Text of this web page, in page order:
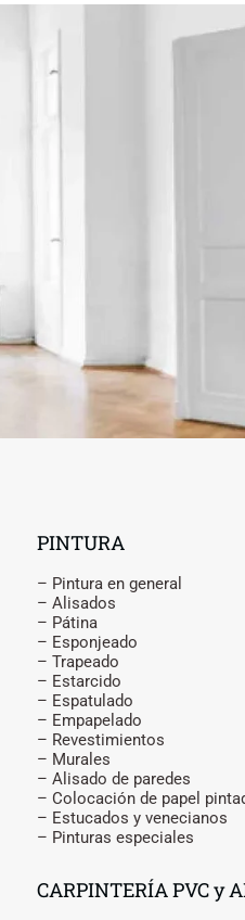
PINTURA
– Pintura en general
– Alisados
– Pátina
– Esponjeado
– Trapeado
– Estarcido
– Espatulado
– Empapelado
– Revestimientos
– Murales
– Alisado de paredes
– Colocación de papel
– Estucados y venecianos
– Pinturas especiales
CARPINTERÍA PVC y